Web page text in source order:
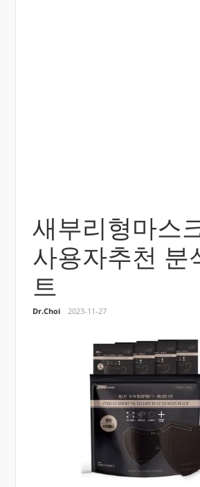
새부리형마스
사용자추천 분
트
Dr.Choi 2023-11-27